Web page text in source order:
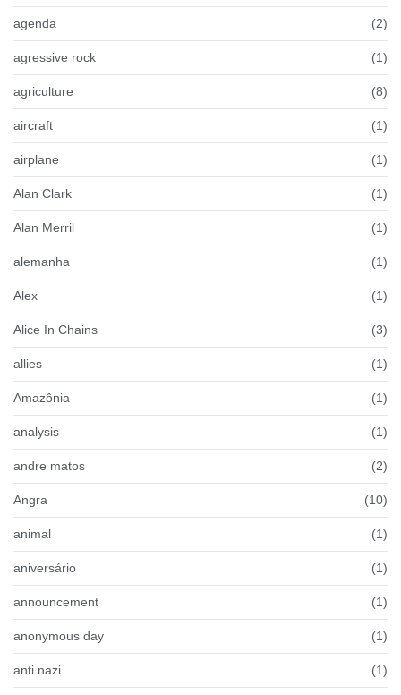
agenda (2)
agressive rock (1)
agriculture (8)
aircraft (1)
airplane (1)
Alan Clark (1)
Alan Merril (1)
alemanha (1)
Alex (1)
Alice In Chains (3)
allies (1)
Amazônia (1)
analysis (1)
andre matos (2)
Angra (10)
animal (1)
aniversário (1)
announcement (1)
anonymous day (1)
anti nazi (1)